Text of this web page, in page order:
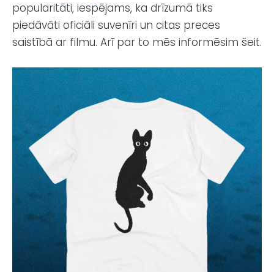
popularitāti, iespējams, ka drīzumā tiks
piedāvāti oficiāli suvenīri un citas preces
saistībā ar filmu. Arī par to mēs informēsim šeit.